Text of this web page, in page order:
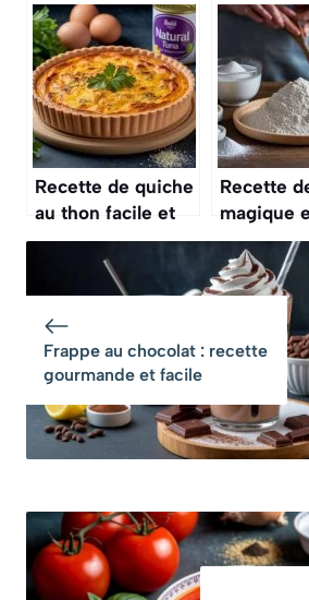
sans Balance
fumé
Recette de quiche
au thon facile et
rapide
Recette
magique
: pizza,
brioche
Frappe au chocolat : recette
gourmande et facile